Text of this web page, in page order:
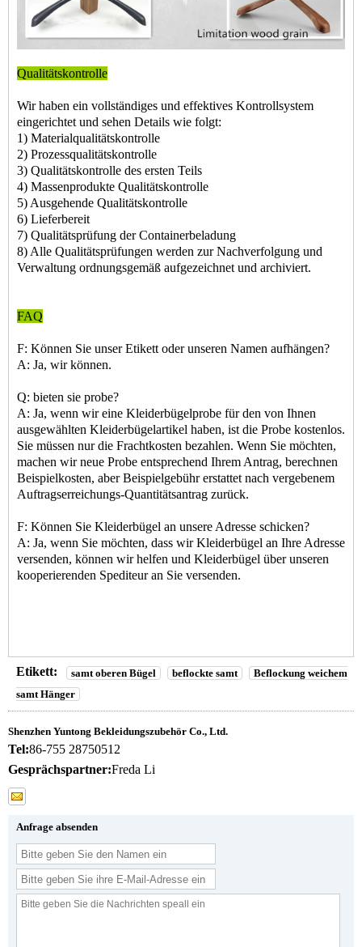
Qualitätskontrolle
Wir haben ein vollständiges und effektives Kontrollsystem
eingerichtet und sehen Details wie folgt:
1) Materialqualitätskontrolle
2) Prozessqualitätskontrolle
3) Qualitätskontrolle des ersten Teils
4) Massenprodukte Qualitätskontrolle
5) Ausgehende Qualitätskontrolle
6) Lieferbereit
7) Qualitätsprüfung der Containerbeladung
8) Alle Qualitätsprüfungen werden zur Nachverfolgung und
Verwaltung ordnungsgemäß aufgezeichnet und archiviert.
FAQ
F: Können Sie unser Etikett oder unseren Namen aufhängen?
A: Ja, wir können.
Q: bieten sie probe?
A: Ja, wenn wir eine Kleiderbügelprobe für den von Ihnen
ausgewählten Kleiderbügelartikel haben, ist die Probe kostenlos.
Sie müssen nur die Frachtkosten bezahlen. Wenn Sie möchten,
machen wir neue Probe entsprechend Ihrem Antrag, berechnen
Beispielkosten, aber Beispielgebühr erstattet nach vergebenem
Auftragserreichungs-Quantitätsantrag zurück.
F: Können Sie Kleiderbügel an unsere Adresse schicken?
A: Ja, wenn Sie möchten, dass wir Kleiderbügel an Ihre Adresse
versenden, können wir helfen und Kleiderbügel über unseren
kooperierenden Spediteur an Sie versenden.
Etikett: samt oberen Bügel beflockte samt
Beflockung weichem
samt Hänger
Shenzhen Yuntong Bekleidungszubehör Co., Ltd.
Tel:86-755 28750512
Gesprächspartner:Freda Li
Anfrage absenden